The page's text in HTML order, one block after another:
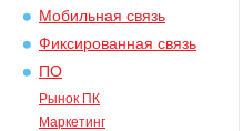
Мобильная связь
Фиксированная связь
ПО
Рынок ПК
Маркетинг